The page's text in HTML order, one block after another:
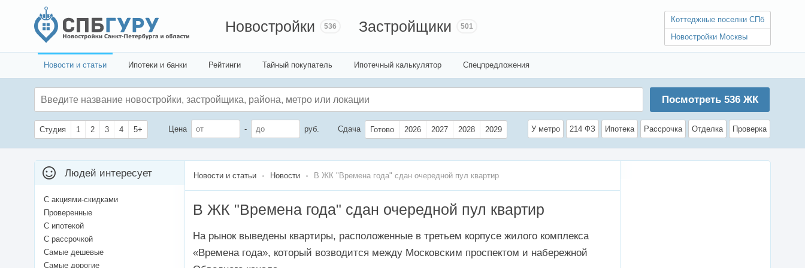
Новостройки 536 Застройщики 501
Коттеджные поселки СПб
Новостройки Москвы
Новости и статьи Ипотеки и банки Рейтинги Тайный покупатель Ипотечный калькулятор Спецпредложения
Посмотреть 536ЖК
Студия 1 2 3 4 5+ Цена - руб. Сдача Готово 2026 2027 2028 2029 У метро 214 ФЗ Ипотека Рассрочка Отделка Проверка
Новости и статьи Новости В ЖК "Времена года" сдан очередной пул квартир
В ЖК "Времена года" сдан очередной пул квартир
На рынок выведены квартиры, расположенные в третьем корпусе жилого комплекса
«Времена года», который возводится между Московским проспектом и набережной
Людей интересует
С акциями-скидками
Проверенные
С ипотекой
С рассрочкой
Самые дешевые
Самые дорогие